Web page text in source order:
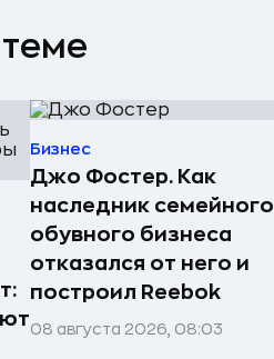
Бизнес
Джо Фостер. Как
наследник семейного
обувного бизнеса
отказался от него и
построил Reebok
08 августа 2026, 08:03